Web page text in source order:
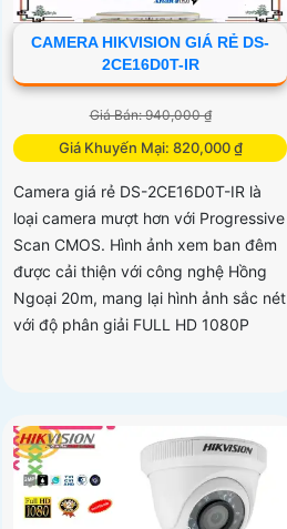
CAMERA HIKVISION GIÁ RẺ DS-
2CE16D0T-IR
Giá Bán: 940,000 ₫
Giá Khuyến Mại: 820,000 ₫
Camera giá rẻ DS-2CE16D0T-IR là
loại camera mượt hơn với Progressive
Scan CMOS. Hình ảnh xem ban đêm
được cải thiện với công nghệ Hồng
Ngoại 20m, mang lại hình ảnh sắc nét
với độ phân giải FULL HD 1080P